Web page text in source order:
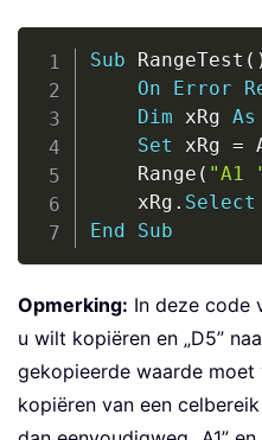
Sub RangeTest (
On
Error
Dim xRg As
Set xRg =
    Range
( "A1
    xRg
. Select
End
Sub
Opmerking: In deze code
u wilt kopiëren en „D5”
gekopieerde waarde moet
kopiëren van een